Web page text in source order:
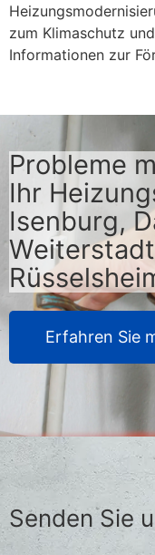
zum Klimaschutz
Informationen zur
Probleme
Ihr
Isenburg,
Erfahren Sie
Senden Sie